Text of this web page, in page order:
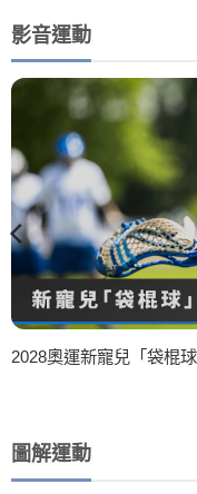
影音運動
2028奧運新寵兒「袋棍
圖解運動